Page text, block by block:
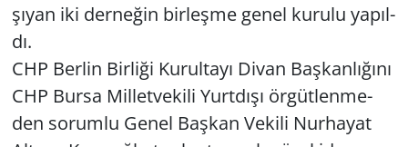
şı­yan iki der­ne­ğin bir­leş­me genel ku­ru­lu ya­pıl­
dı.
CHP Ber­lin Bir­li­ği Ku­rul­ta­yı Divan Baş­kan­lı­ğı­nı
CHP Bursa Mil­let­ve­ki­li Yurt­dı­şı ör­güt­len­me­
den so­rum­lu Genel Baş­kan Ve­ki­li Nur­ha­yat